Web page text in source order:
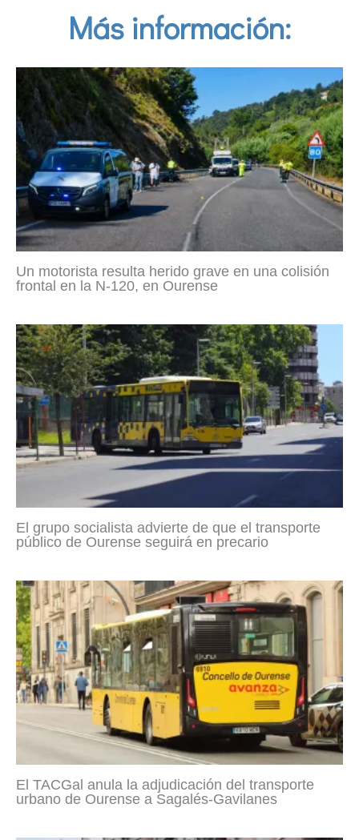
Más información:
Un motorista resulta herido grave en una colisión
frontal en la N-120, en Ourense
El grupo socialista advierte de que el transporte
público de Ourense seguirá en precario
El TACGal anula la adjudicación del transporte
urbano de Ourense a Sagalés-Gavilanes